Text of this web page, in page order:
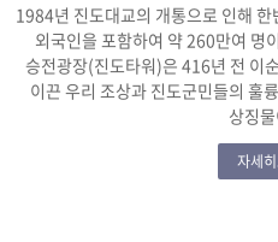
1984년 진도대교의 개통으로 인해
외국인을 포함하여 약 260만여 명
승전광장(진도타워)은 416년 전 이
이끈 우리 조상과 진도군민들의 훌
상징
자세